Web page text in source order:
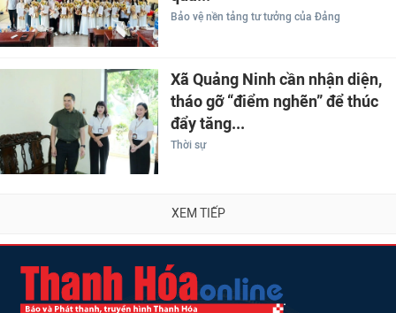
Bảo vệ nền tảng tư tưởng của Đảng
Xã Quảng Ninh cần nhận diện,
tháo gỡ “điểm nghẽn” để thúc
đẩy tăng...
Thời sự
XEM TIẾP